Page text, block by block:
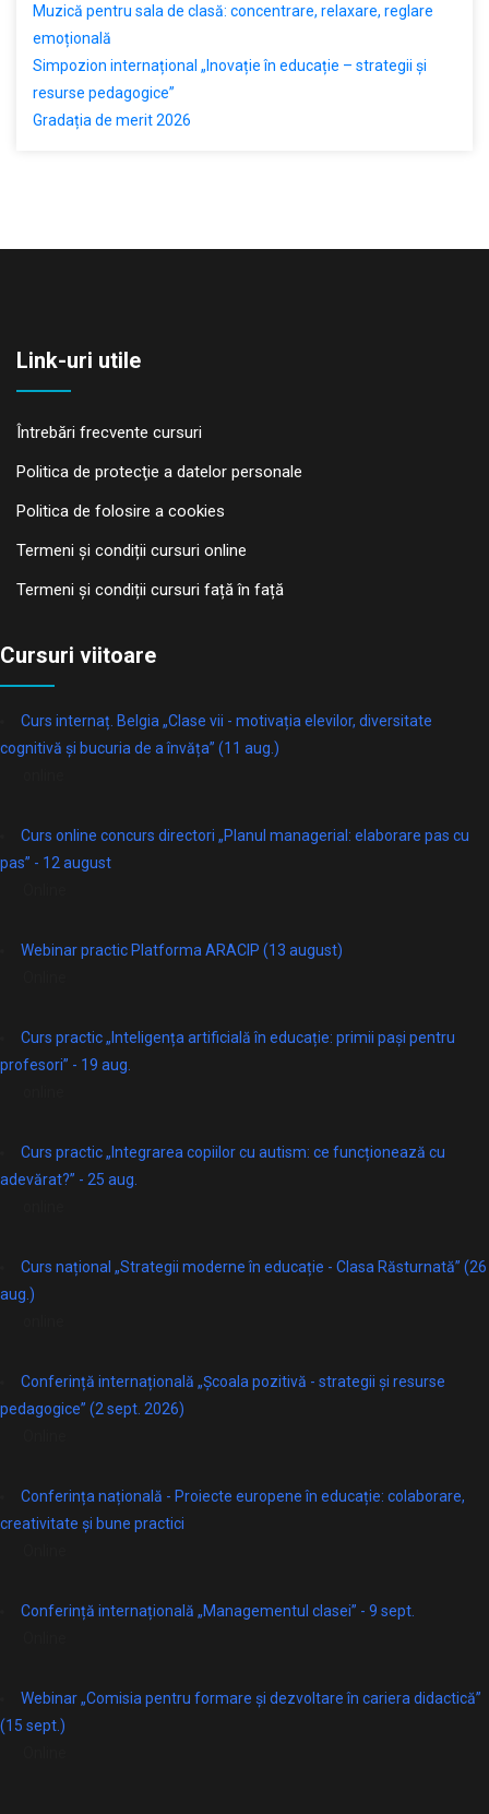
Muzică pentru sala de clasă: concentrare, relaxare, reglare
emoțională
Simpozion internațional „Inovație în educație – strategii și
resurse pedagogice”
Gradația de merit 2026
Link-uri utile
Întrebări frecvente cursuri
Politica de protecţie a datelor personale
Politica de folosire a cookies
Termeni și condiții cursuri online
Termeni și condiții cursuri față în față
Cursuri viitoare
Curs internaț. Belgia „Clase vii - motivația elevilor, diversitate
cognitivă și bucuria de a învăța” (11 aug.)
Curs online concurs directori „Planul managerial: elaborare pas cu
pas” - 12 august
Webinar practic Platforma ARACIP (13 august)
Curs practic „Inteligența artificială în educație: primii pași pentru
profesori” - 19 aug.
Curs practic „Integrarea copiilor cu autism: ce funcționează cu
adevărat?” - 25 aug.
Curs național „Strategii moderne în educație - Clasa Răsturnată” (26
aug.)
Conferință internațională „Școala pozitivă - strategii și resurse
pedagogice” (2 sept. 2026)
Conferința națională - Proiecte europene în educație: colaborare,
creativitate și bune practici
Conferință internațională „Managementul clasei” - 9 sept.
Webinar „Comisia pentru formare și dezvoltare în cariera didactică”
(15 sept.)